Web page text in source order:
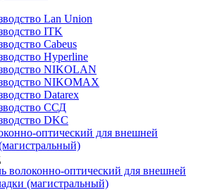
Lan Union
ITK
Cabeus
Hyperline
NIKOLAN
NIKOMAX
Datarex
ССД
DKC
оптический для внешней
волоконно-оптический для внешней
(магистральный)